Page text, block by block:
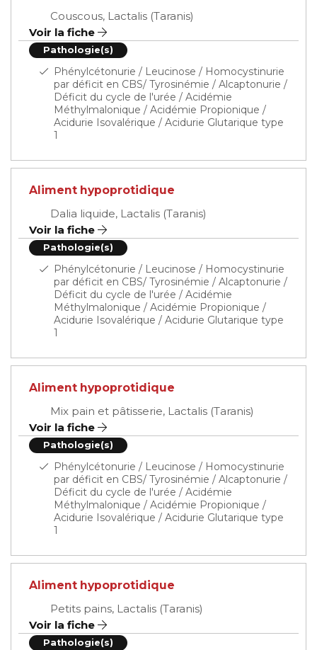
Couscous, Lactalis (Taranis)
Voir la fiche
Pathologie(s)
Phénylcétonurie / Leucinose / Homocystinurie
par déficit en CBS/ Tyrosinémie / Alcaptonurie /
Déficit du cycle de l'urée / Acidémie
Méthylmalonique / Acidémie Propionique /
Acidurie Isovalérique / Acidurie Glutarique type
1
Aliment hypoprotidique
Dalia liquide, Lactalis (Taranis)
Voir la fiche
Pathologie(s)
Phénylcétonurie / Leucinose / Homocystinurie
par déficit en CBS/ Tyrosinémie / Alcaptonurie /
Déficit du cycle de l'urée / Acidémie
Méthylmalonique / Acidémie Propionique /
Acidurie Isovalérique / Acidurie Glutarique type
1
Aliment hypoprotidique
Mix pain et pâtisserie, Lactalis (Taranis)
Voir la fiche
Pathologie(s)
Phénylcétonurie / Leucinose / Homocystinurie
par déficit en CBS/ Tyrosinémie / Alcaptonurie /
Déficit du cycle de l'urée / Acidémie
Méthylmalonique / Acidémie Propionique /
Acidurie Isovalérique / Acidurie Glutarique type
1
Aliment hypoprotidique
Petits pains, Lactalis (Taranis)
Voir la fiche
Pathologie(s)